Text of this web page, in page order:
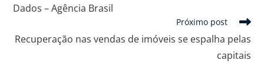
Dados – Agência Brasil
Próximo post
Recuperação nas vendas de imóveis se espalha pelas
capitais